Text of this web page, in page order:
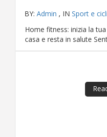
BY: Admin , IN Sport e
Home fitness: inizia la
casa e resta in salute